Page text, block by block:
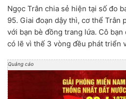
Ngọc Trân chia sẻ hiện tại số đo
95. Giai đoạn dậy thì, cơ thể Trân
với bạn bè đồng trang lứa. Cô
có lẽ vì thế 3 vòng đều phát triển
Quảng cáo